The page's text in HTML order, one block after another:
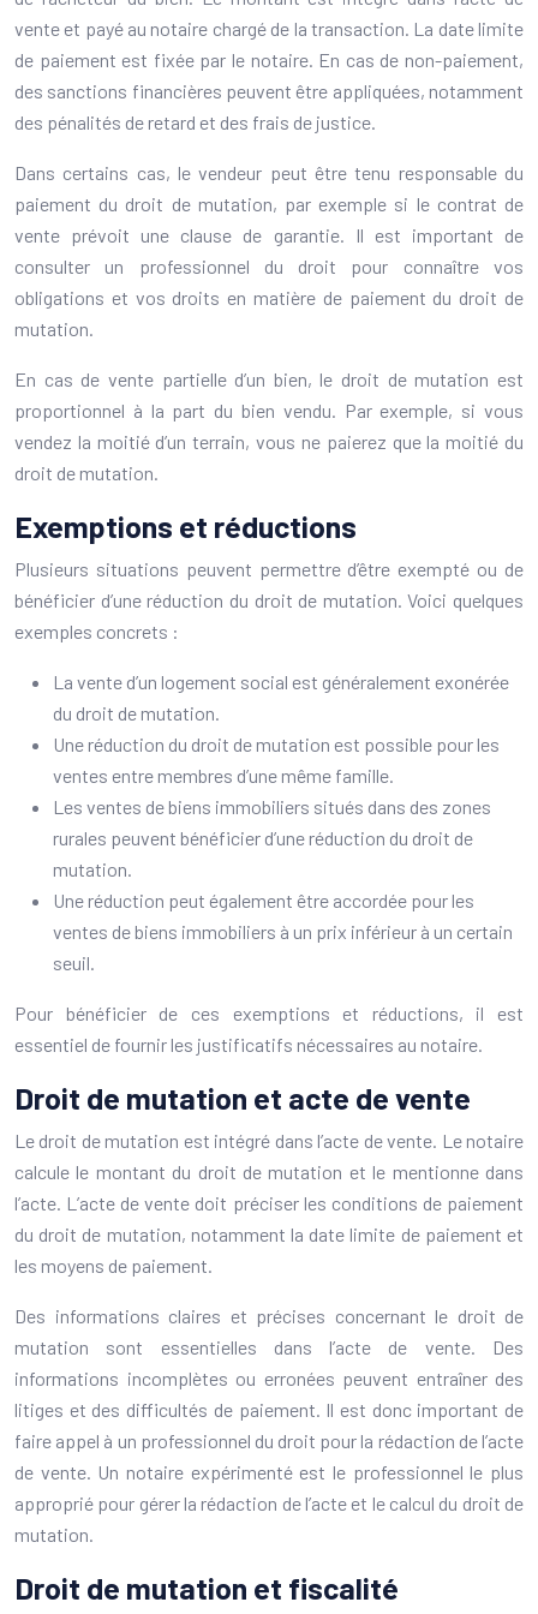
vente et payé au notaire chargé de la transaction. La date limite
de paiement est fixée par le notaire. En cas de non-paiement,
des sanctions financières peuvent être appliquées, notamment
des pénalités de retard et des frais de justice.
Dans certains cas, le vendeur peut être tenu responsable du
paiement du droit de mutation, par exemple si le contrat de
vente prévoit une clause de garantie. Il est important de
consulter un professionnel du droit pour connaître vos
obligations et vos droits en matière de paiement du droit de
mutation.
En cas de vente partielle d’un bien, le droit de mutation est
proportionnel à la part du bien vendu. Par exemple, si vous
vendez la moitié d’un terrain, vous ne paierez que la moitié du
droit de mutation.
Exemptions et réductions
Plusieurs situations peuvent permettre d’être exempté ou de
bénéficier d’une réduction du droit de mutation. Voici quelques
exemples concrets :
La vente d’un logement social est généralement exonérée
du droit de mutation.
Une réduction du droit de mutation est possible pour les
ventes entre membres d’une même famille.
Les ventes de biens immobiliers situés dans des zones
rurales peuvent bénéficier d’une réduction du droit de
mutation.
Une réduction peut également être accordée pour les
ventes de biens immobiliers à un prix inférieur à un certain
seuil.
Pour bénéficier de ces exemptions et réductions, il est
essentiel de fournir les justificatifs nécessaires au notaire.
Droit de mutation et acte de vente
Le droit de mutation est intégré dans l’acte de vente. Le notaire
calcule le montant du droit de mutation et le mentionne dans
l’acte. L’acte de vente doit préciser les conditions de paiement
du droit de mutation, notamment la date limite de paiement et
les moyens de paiement.
Des informations claires et précises concernant le droit de
mutation sont essentielles dans l’acte de vente. Des
informations incomplètes ou erronées peuvent entraîner des
litiges et des difficultés de paiement. Il est donc important de
faire appel à un professionnel du droit pour la rédaction de l’acte
de vente. Un notaire expérimenté est le professionnel le plus
approprié pour gérer la rédaction de l’acte et le calcul du droit de
mutation.
Droit de mutation et fiscalité